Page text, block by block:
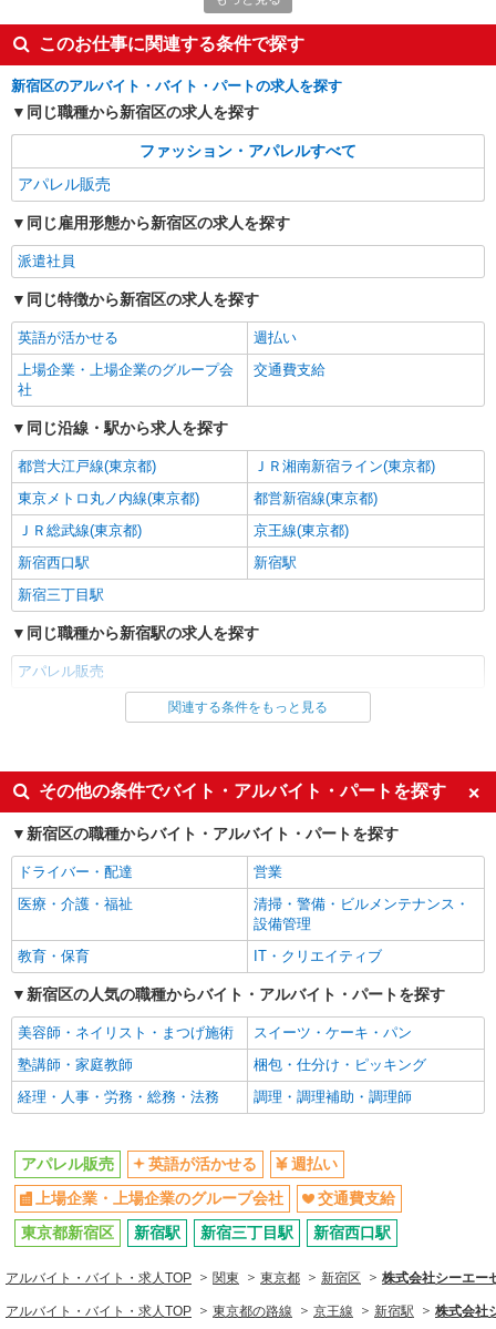
アパレル販売スタッフ
時給1250円〜＋交通費支給（月2万円迄）
≪Stola.新宿サブナード店≫ 新宿区新宿3丁目
サブナード ■JR「新宿駅」東口 直結、西武新宿
線「西武新宿駅」徒歩5分、東京メトロ副都心線
「新宿三丁目駅」徒歩5分
キープ 詳細を見る
アルバイト パート
LILLIAN CARAT（リリアンカラット）新宿ルミネエスト
アパレル販売スタッフ
宿区新宿３丁目 ３８－１ ルミネエスト4Ｆ
キープ 詳細を見る
正社員
Stola.（ストラ）新宿サブナード店
【店長候補募集】接客・販売・お店作り〜マネ
ジメントまでお任せします◎
未経験：月給243,800円〜400,000円 経験者
（店長候補）：月給300,000円〜 ※試用期間中は
270,000円〜 ★固定残業手当：30,800円（月給に
あたり20時間、超過時は追加で残業手当支給 ※月
同条件 【手当】固定残業手当／資格手当／店舗職
制手当／住宅手当（実家外かつ賃貸の場合のみ別
途支給）※試用期間明けから支給／特別手当 ※手
時にお尋ねください。
≪新宿サブナード店≫ 新宿区新宿3丁目サブナ
詳細を見る
正社員
LOUNIE（ルーニィ）新宿店
【店長候補募集】接客・販売・お店作り〜マネ
（店長候補）：月給300,000円〜 ※試用期間中は
270,000円〜 ★固定残業手当：30,800円（月給に
含む） ※経験・能力考慮 ※固定残業時間は1ヶ月
あたり20時間、超過時は追加で残業手当支給 ※月
3万円まで交通費支給 ※試用期間（2〜3ヶ月）も
同条件 【手当】固定残業手当／資格手当／店舗職
制手当／住宅手当（実家外かつ賃貸の場合のみ別
途支給）※試用期間明けから支給／特別手当 ※手
当の種類はエリアにより異なります。詳細は面接
時にお尋ねください。
≪新宿店≫ 東京都新宿区歌舞伎町1丁目 靖国
通り下新宿サブナード地下街内412区画
キープ
COCO DEAL（ココディール） 新宿ルミネ2店
時給1250円〜＋交通費支給（月2万円迄）
≪新宿ルミネ2店≫ 東京都新宿区新宿3-38-2
ルミネ新宿 LUMINE2 2F ■JR・小田急線・京王線
「新宿駅」南口より徒歩1分
キープ 詳細を見る
契約社員
《契》 Stokke/yoyo 新宿伊勢丹店 【株式会社Style Agent】
ベビー向けインテリア販売スタッフ/Stokke・
yoyo
■契約社員：月給220,000円〜240,000円 □能
力、経験を考慮します 頑張りに応じて昇給の可
種手当あり □アルバイト・パートタイムスタッフ
東京都新宿区新宿3-14-1 《Stokke/yoyo 新宿
伊勢丹店》
このお仕事に関連する条件で探す
新宿区のアルバイト・バイト・パートの求人を探す
同じ職種から新宿区の求人を探す
ファッション・アパレルすべて
アパレル販売
同じ雇用形態から新宿区の求人を探す
派遣社員
同じ特徴から新宿区の求人を探す
英語が活かせる
週払い
上場企業・上場企業のグループ会
社
交通費支給
同じ沿線・駅から求人を探す
都営大江戸線(東京都)
ＪＲ湘南新宿ライン(東京都)
東京メトロ丸ノ内線(東京都)
都営新宿線(東京都)
ＪＲ総武線(東京都)
京王線(東京都)
新宿西口駅
新宿駅
新宿三丁目駅
同じ職種から新宿駅の求人を探す
アパレル販売
同じ雇用形態から新宿駅の求人を探す
同じ特徴から新宿駅の求人を探す
英語が活かせる
週払い
上場企業・上場企業のグループ会
社
交通費支給
同じ職種から求人を探す
ファッション・アパレル
アパレル販売
同じ特徴から求人を探す
英語が活かせる
上場企業・上場企業のグループ会
社
交通費支給
関連する条件をもっと見る
その他の条件でバイト・アルバイト・パートを探す
新宿区の職種からバイト・アルバイト・パートを探す
ドライバー・配達
営業
医療・介護・福祉
清掃・警備・ビルメンテナンス・
設備管理
教育・保育
IT・クリエイティブ
新宿区の人気の職種からバイト・アルバイト・パートを探す
美容師・ネイリスト・まつげ施術
スイーツ・ケーキ・パン
塾講師・家庭教師
梱包・仕分け・ピッキング
経理・人事・労務・総務・法務
調理・調理補助・調理師
アパレル販売 英語が活かせる
週払い
上場企業・上場企業のグループ会社
交通費支給
東京都新宿区
新宿駅 新宿三丁目駅 新宿西口駅
アルバイト・バイト・求人TOP 関東 東京都 新宿区 株式会社シーエー
アルバイト・バイト・求人TOP 東京都の路線 京王線 新宿駅 株式会社